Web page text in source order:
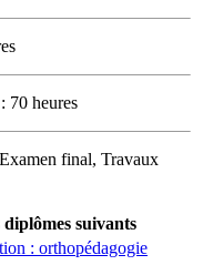
70 heures
final, Travaux
diplômes suivants
: orthopédagogie